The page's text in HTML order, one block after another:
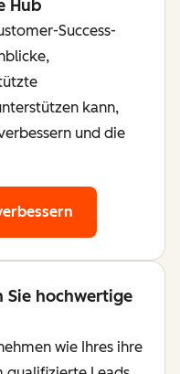
Hub
Success-
kann,
und die
hochwertige
wie Ihres ihre